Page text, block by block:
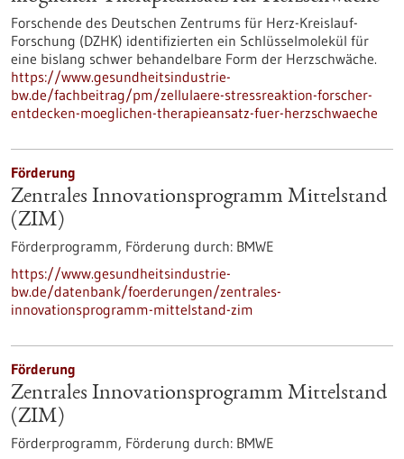
Forschende des Deutschen Zentrums für Herz-Kreislauf-
Forschung (DZHK) identifizierten ein Schlüsselmolekül für
eine bislang schwer behandelbare Form der Herzschwäche.
https://www.gesundheitsindustrie-
bw.de/fachbeitrag/pm/zellulaere-stressreaktion-forscher-
entdecken-moeglichen-therapieansatz-fuer-herzschwaeche
Förderung
Zentrales Innovationsprogramm Mittelstand
(ZIM)
Förderprogramm, Förderung durch: BMWE
https://www.gesundheitsindustrie-
bw.de/datenbank/foerderungen/zentrales-
innovationsprogramm-mittelstand-zim
Förderung
Zentrales Innovationsprogramm Mittelstand
(ZIM)
Förderprogramm, Förderung durch: BMWE